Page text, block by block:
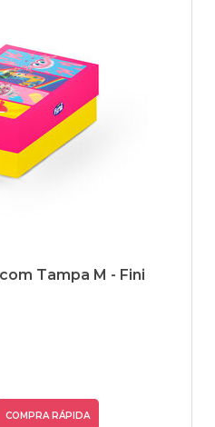
Tampa M - Fini
COMPRA RÁPIDA